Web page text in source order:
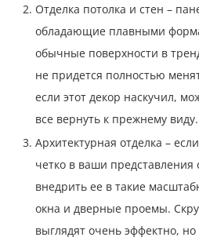
Отделка потолка и стен –
обладающие плавными
обычные поверхности в
не придется полностью
если этот декор наскучил,
все вернуть к прежнему виду.
Архитектурная отделка –
четко в ваши
внедрить ее в такие
окна и дверные проемы.
выглядят очень эффектно,